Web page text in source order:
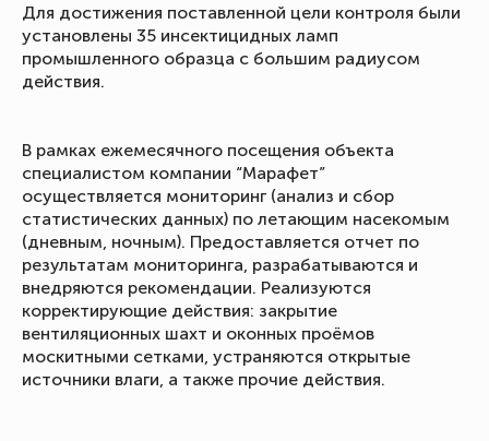
Для достижения поставленной цели контроля были
установлены 35 инсектицидных ламп
промышленного образца с большим радиусом
действия.
В рамках ежемесячного посещения объекта
специалистом компании “Марафет”
осуществляется мониторинг (анализ и сбор
статистических данных) по летающим насекомым
(дневным, ночным). Предоставляется отчет по
результатам мониторинга, разрабатываются и
внедряются рекомендации. Реализуются
корректирующие действия: закрытие
вентиляционных шахт и оконных проёмов
москитными сетками, устраняются открытые
источники влаги, а также прочие действия.